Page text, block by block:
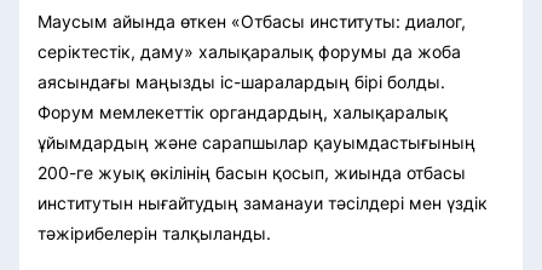
Маусым айында өткен «Отбасы институты: диалог,
серіктестік, даму» халықаралық форумы да жоба
аясындағы маңызды іс-шаралардың бірі болды.
Форум мемлекеттік органдардың, халықаралық
ұйымдардың және сарапшылар қауымдастығының
200-ге жуық өкілінің басын қосып, жиында отбасы
институтын нығайтудың заманауи тәсілдері мен үздік
тәжірибелерін талқыланды.